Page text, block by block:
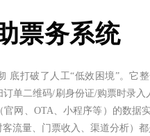
票务系统
底打破了人工“低效困境”。它
单二维码/刷身份证/购票时录
网、OTA、小程序等）的数据
流量、门票收入、渠道分析）